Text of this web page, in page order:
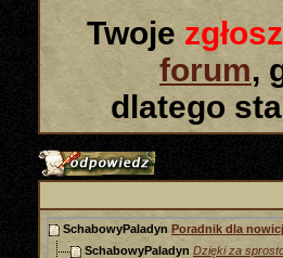
Twoje
forum,
dlatego
SchabowyPaladyn Poradnik dla
SchabowyPaladyn Dzięki za